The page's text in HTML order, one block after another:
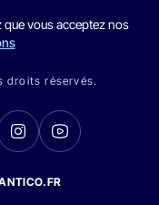
vous acceptez nos
droits réservés.